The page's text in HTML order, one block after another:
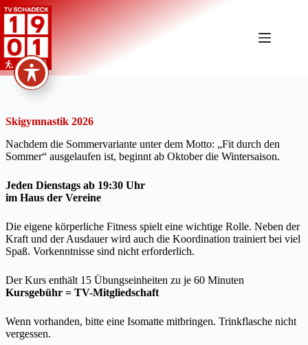
Zum
Inhalt
springen
Skigymnastik 2026
Nachdem die Sommervariante unter dem Motto: „Fit durch den
Sommer“ ausgelaufen ist, beginnt ab Oktober die Wintersaison.
Jeden Dienstags ab 19:30 Uhr
im Haus der Vereine
Die eigene körperliche Fitness spielt eine wichtige Rolle. Neben der
Kraft und der Ausdauer wird auch die Koordination trainiert bei viel
Spaß. Vorkenntnisse sind nicht erforderlich.
Der Kurs enthält 15 Übungseinheiten zu je 60 Minuten
Kursgebühr = TV-Mitgliedschaft
Wenn vorhanden, bitte eine Isomatte mitbringen. Trinkflasche nicht
vergessen.